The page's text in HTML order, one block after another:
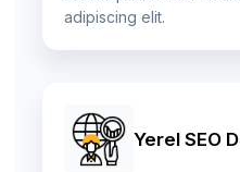
adipiscing elit.
Yerel SEO